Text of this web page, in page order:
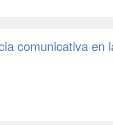
comunicativa en